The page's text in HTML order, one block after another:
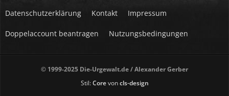
Datenschutzerklärung Kontakt Impressum
Doppelaccount beantragen Nutzungsbedingungen
© 1999-2025 Die-Urgewalt.de / Alexander Gerber
Stil:Corevoncls-design